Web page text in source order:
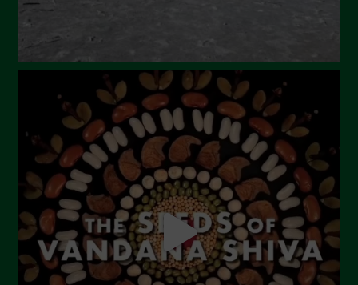
Ottobre 2023
Settembre 2023
Agosto 2023
Luglio 2023
Giugno 2023
Maggio 2023
Aprile 2023